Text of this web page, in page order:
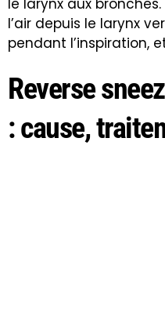
l’air depuis le larynx
pendant l’inspiration,
Reverse
: cause,